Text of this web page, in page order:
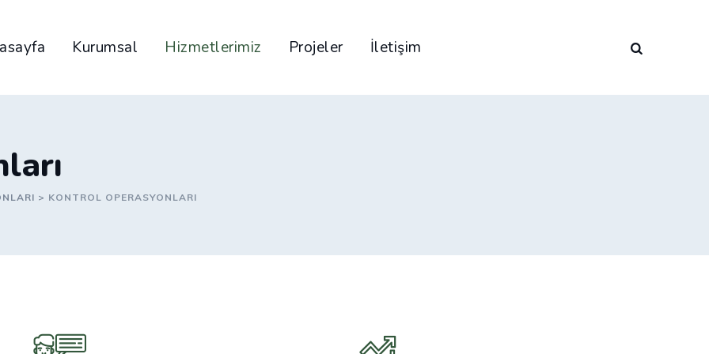
Kurumsal Hizmetlerimiz Projeler İletişim
> KONTROL OPERASYONLARI